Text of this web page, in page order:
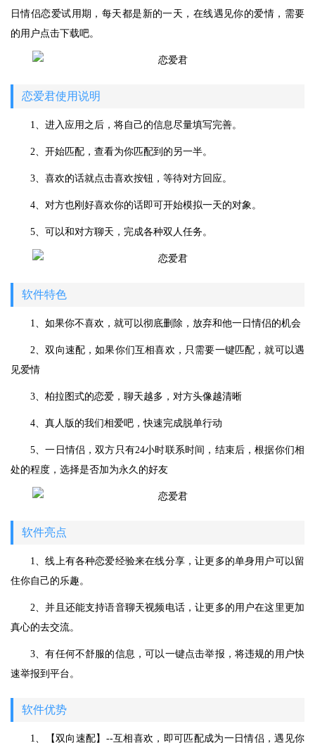
日情侣恋爱试用期，每天都是新的一天，在线遇见你的爱情，需要
的用户点击下载吧。
恋爱君使用说明
1、进入应用之后，将自己的信息尽量填写完善。
2、开始匹配，查看为你匹配到的另一半。
3、喜欢的话就点击喜欢按钮，等待对方回应。
4、对方也刚好喜欢你的话即可开始模拟一天的对象。
5、可以和对方聊天，完成各种双人任务。
软件特色
1、如果你不喜欢，就可以彻底删除，放弃和他一日情侣的机会
2、双向速配，如果你们互相喜欢，只需要一键匹配，就可以遇
见爱情
3、柏拉图式的恋爱，聊天越多，对方头像越清晰
4、真人版的我们相爱吧，快速完成脱单行动
5、一日情侣，双方只有24小时联系时间，结束后，根据你们相
处的程度，选择是否加为永久的好友
软件亮点
1、线上有各种恋爱经验来在线分享，让更多的单身用户可以留
住你自己的乐趣。
2、并且还能支持语音聊天视频电话，让更多的用户在这里更加
真心的去交流。
3、有任何不舒服的信息，可以一键点击举报，将违规的用户快
速举报到平台。
软件优势
1、【双向速配】--互相喜欢，即可匹配成为一日情侣，遇见你